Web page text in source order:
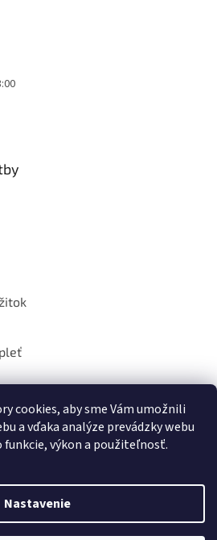
cookies, aby sme Vám umožnili
a vďaka analýze prevádzky webu
výkon a použiteľnosť.
Nastavenie
Sante